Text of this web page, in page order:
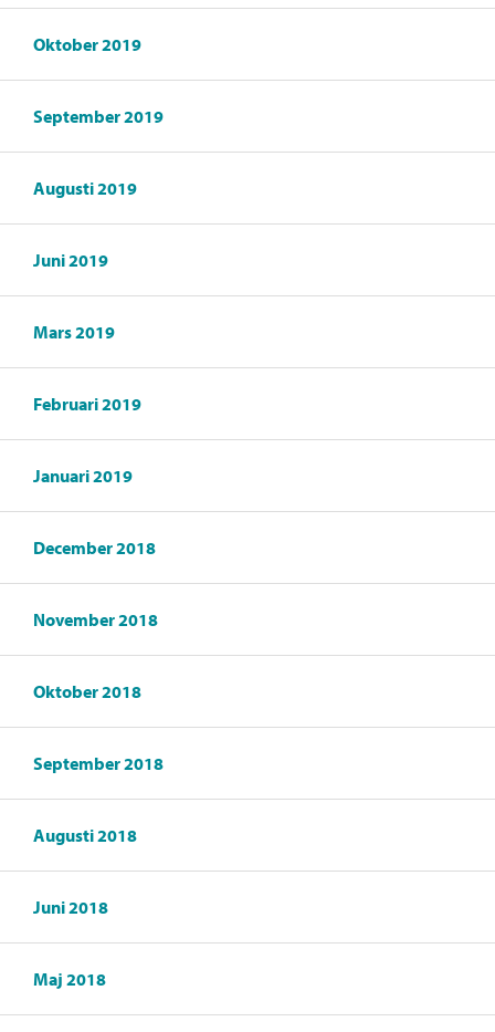
Oktober 2019
September 2019
Augusti 2019
Juni 2019
Mars 2019
Februari 2019
Januari 2019
December 2018
November 2018
Oktober 2018
September 2018
Augusti 2018
Juni 2018
Maj 2018